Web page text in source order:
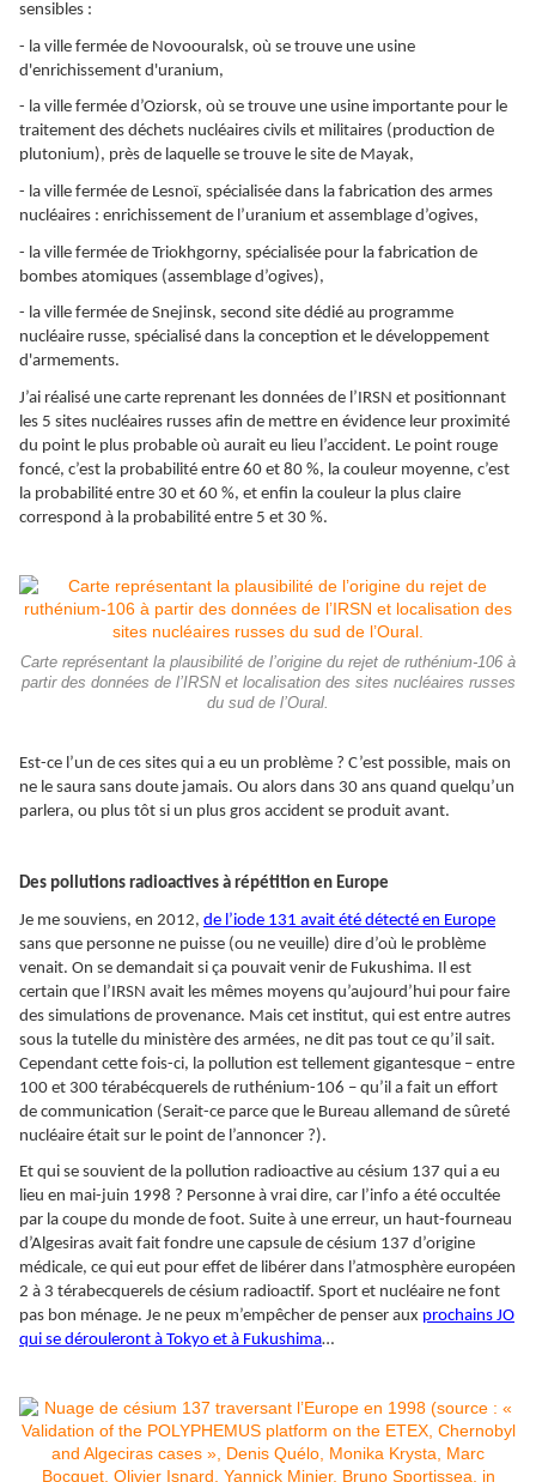
sensibles :
- la ville fermée de Novoouralsk, où se trouve une usine
d'enrichissement d'uranium,
- la ville fermée d’Oziorsk, où se trouve une usine importante pour le
traitement des déchets nucléaires civils et militaires (production de
plutonium), près de laquelle se trouve le site de Mayak,
- la ville fermée de Lesnoï, spécialisée dans la fabrication des armes
nucléaires : enrichissement de l’uranium et assemblage d’ogives,
- la ville fermée de Triokhgorny, spécialisée pour la fabrication de
bombes atomiques (assemblage d’ogives),
- la ville fermée de Snejinsk, second site dédié au programme
nucléaire russe, spécialisé dans la conception et le développement
d'armements.
J’ai réalisé une carte reprenant les données de l’IRSN et positionnant
les 5 sites nucléaires russes afin de mettre en évidence leur proximité
du point le plus probable où aurait eu lieu l’accident. Le point rouge
foncé, c’est la probabilité entre 60 et 80 %, la couleur moyenne, c’est
la probabilité entre 30 et 60 %, et enfin la couleur la plus claire
correspond à la probabilité entre 5 et 30 %.
Carte représentant la plausibilité de l’origine du rejet de ruthénium-106 à
partir des données de l’IRSN et localisation des sites nucléaires russes
du sud de l’Oural.
Est-ce l’un de ces sites qui a eu un problème ? C’est possible, mais on
ne le saura sans doute jamais. Ou alors dans 30 ans quand quelqu’un
parlera, ou plus tôt si un plus gros accident se produit avant.
Des pollutions radioactives à répétition en Europe
Je me souviens, en 2012, de l’iode 131 avait été détecté en Europe
sans que personne ne puisse (ou ne veuille) dire d’où le problème
venait. On se demandait si ça pouvait venir de Fukushima. Il est
certain que l’IRSN avait les mêmes moyens qu’aujourd’hui pour faire
des simulations de provenance. Mais cet institut, qui est entre autres
sous la tutelle du ministère des armées, ne dit pas tout ce qu’il sait.
Cependant cette fois-ci, la pollution est tellement gigantesque – entre
100 et 300 térabécquerels de ruthénium-106 – qu’il a fait un effort
de communication (Serait-ce parce que le Bureau allemand de sûreté
nucléaire était sur le point de l’annoncer ?).
Et qui se souvient de la pollution radioactive au césium 137 qui a eu
lieu en mai-juin 1998 ? Personne à vrai dire, car l’info a été occultée
par la coupe du monde de foot. Suite à une erreur, un haut-fourneau
d’Algesiras avait fait fondre une capsule de césium 137 d’origine
médicale, ce qui eut pour effet de libérer dans l’atmosphère européen
2 à 3 térabecquerels de césium radioactif. Sport et nucléaire ne font
pas bon ménage. Je ne peux m’empêcher de penser aux prochains JO
qui se dérouleront à Tokyo et à Fukushima…